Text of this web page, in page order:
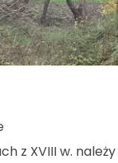
z XVIII w.